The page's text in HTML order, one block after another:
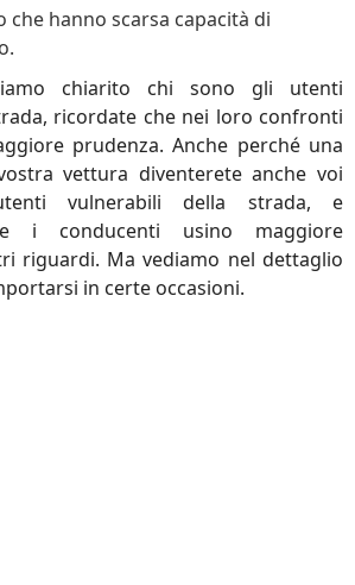
hanno scarsa capacità di
chiarito chi sono gli utenti
ricordate che nei loro confronti
prudenza. Anche perché una
vettura diventerete anche voi
vulnerabili della strada, e
i conducenti usino maggiore
riguardi. Ma vediamo nel dettaglio
in certe occasioni.